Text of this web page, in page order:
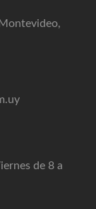
de 8 a